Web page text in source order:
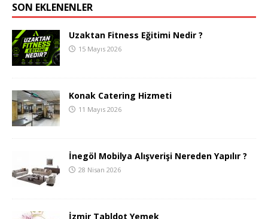
SON EKLENENLER
Uzaktan Fitness Eğitimi Nedir ?
15 Mayıs 2026
Konak Catering Hizmeti
11 Mayıs 2026
İnegöl Mobilya Alışverişi Nereden Yapılır ?
28 Nisan 2026
İzmir Tabldot Yemek